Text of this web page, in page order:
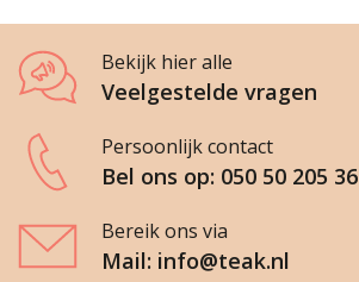
Bekijk hier alle
Veelgestelde vragen
Persoonlijk contact
Bel ons op: 050 50 205 36
Bereik ons via
Mail: info@teak.nl